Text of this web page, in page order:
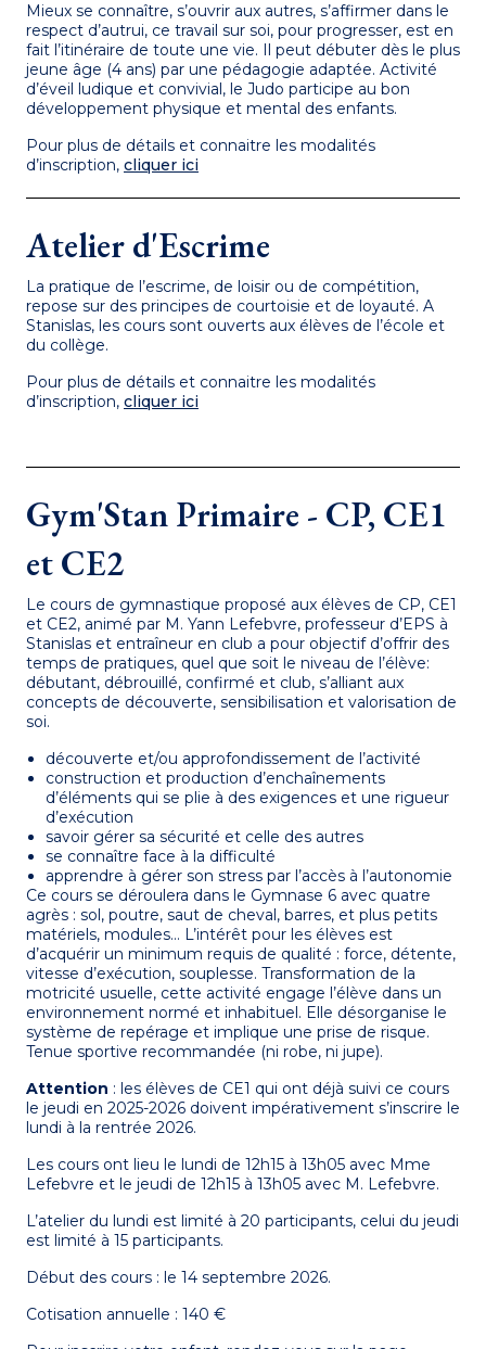
Mieux se connaître, s’ouvrir aux autres, s’affirmer dans le
respect d’autrui, ce travail sur soi, pour progresser, est en
fait l’itinéraire de toute une vie. Il peut débuter dès le plus
jeune âge (4 ans) par une pédagogie adaptée. Activité
d’éveil ludique et convivial, le Judo participe au bon
développement physique et mental des enfants.
Pour plus de détails et connaitre les modalités
d’inscription, cliquer ici
Atelier d'Escrime
La pratique de l’escrime, de loisir ou de compétition,
repose sur des principes de courtoisie et de loyauté. A
Stanislas, les cours sont ouverts aux élèves de l’école et
du collège.
Pour plus de détails et connaitre les modalités
d’inscription, cliquer ici
Gym'Stan Primaire - CP, CE1
et CE2
Le cours de gymnastique proposé aux élèves de CP, CE1
et CE2, animé par M. Yann Lefebvre, professeur d’EPS à
Stanislas et entraîneur en club a pour objectif d’offrir des
temps de pratiques, quel que soit le niveau de l’élève:
débutant, débrouillé, confirmé et club, s’alliant aux
concepts de découverte, sensibilisation et valorisation de
soi.
découverte et/ou approfondissement de l’activité
construction et production d’enchaînements
d’éléments qui se plie à des exigences et une rigueur
d’exécution
savoir gérer sa sécurité et celle des autres
se connaître face à la difficulté
apprendre à gérer son stress par l’accès à l’autonomie
Ce cours se déroulera dans le Gymnase 6 avec quatre
agrès : sol, poutre, saut de cheval, barres, et plus petits
matériels, modules… L’intérêt pour les élèves est
d’acquérir un minimum requis de qualité : force, détente,
vitesse d’exécution, souplesse. Transformation de la
motricité usuelle, cette activité engage l’élève dans un
environnement normé et inhabituel. Elle désorganise le
système de repérage et implique une prise de risque.
Tenue sportive recommandée (ni robe, ni jupe).
Attention : les élèves de CE1 qui ont déjà suivi ce cours
le jeudi en 2025-2026 doivent impérativement s’inscrire le
lundi à la rentrée 2026.
Les cours ont lieu le lundi de 12h15 à 13h05 avec Mme
Lefebvre et le jeudi de 12h15 à 13h05 avec M. Lefebvre.
L’atelier du lundi est limité à 20 participants, celui du jeudi
est limité à 15 participants.
Début des cours : le 14 septembre 2026.
Cotisation annuelle : 140 €